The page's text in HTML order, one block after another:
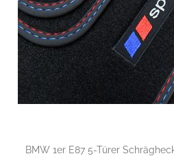
BMW 1er E87 5-Türer